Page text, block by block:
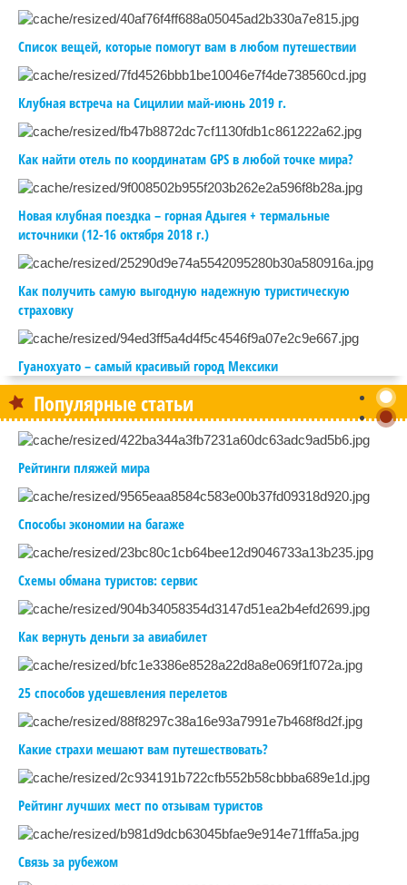
Список вещей, которые помогут вам в любом путешествии
Клубная встреча на Сицилии май-июнь 2019 г.
Как найти отель по координатам GPS в любой точке мира?
Новая клубная поездка – горная Адыгея + термальные
источники (12-16 октября 2018 г.)
Как получить самую выгодную надежную туристическую
страховку
Гуанохуато – самый красивый город Мексики
Популярные статьи
Рейтинги пляжей мира
Способы экономии на багаже
Схемы обмана туристов: сервис
Как вернуть деньги за авиабилет
25 способов удешевления перелетов
Какие страхи мешают вам путешествовать?
Рейтинг лучших мест по отзывам туристов
Связь за рубежом